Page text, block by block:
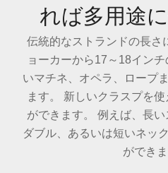
れば多用途
伝統的なストランドの長さ
ョーカーから17～18イン
いマチネ、オペラ、ロープ
ます。 新しいクラスプを
ができます。 例えば、長い
ダブル、あるいは短いネッ
ができ